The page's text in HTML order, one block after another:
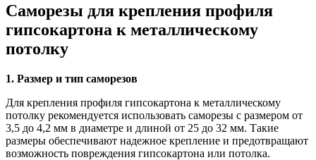
Саморезы для крепления профиля
гипсокартона к металлическому
потолку
1. Размер и тип саморезов
Для крепления профиля гипсокартона к металлическому
потолку рекомендуется использовать саморезы с размером от
3,5 до 4,2 мм в диаметре и длиной от 25 до 32 мм. Такие
размеры обеспечивают надежное крепление и предотвращают
возможность повреждения гипсокартона или потолка.